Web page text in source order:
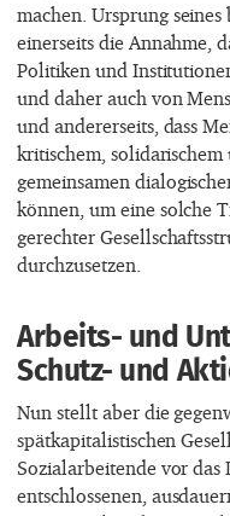
machen. Ursprung
einerseits die Annahme,
Politiken und
und daher auch von
und andererseits, dass
kritischem,
gemeinsamen
können, um eine solche
gerechter
durchzusetzen.
Arbeits- und
Schutz- und
Nun stellt aber die
spätkapitalistischen
Sozialarbeitende vor das
entschlossenen,